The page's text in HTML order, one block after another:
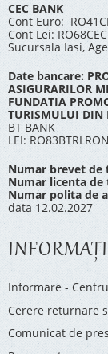
CEC BANK
Cont Euro:
Cont Lei:
Sucursala Iasi,
Date bancare:
ASIGURARILOR
FUNDATIA
TURISMULUI DIN
BT BANK
LEI:
Numar brevet de
Numar licenta
Numar polita de
data 12.02.2027
Informare -
Cerere returnare
Comunicat de